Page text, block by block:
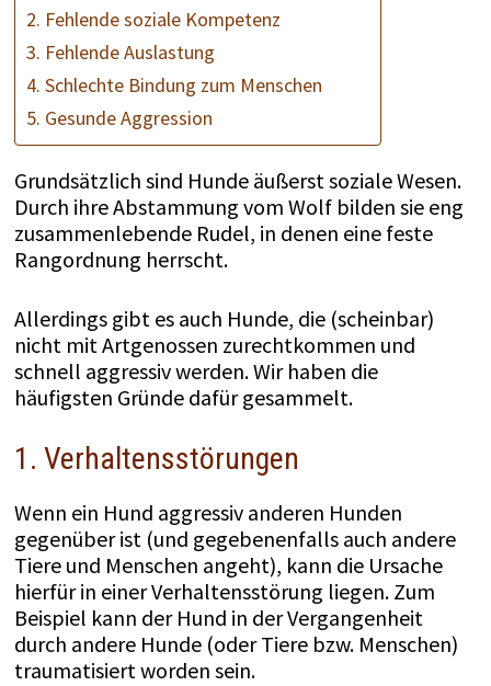
2. Fehlende soziale Kompetenz
3. Fehlende Auslastung
4. Schlechte Bindung zum Menschen
5. Gesunde Aggression
Grundsätzlich sind Hunde äußerst soziale Wesen.
Durch ihre Abstammung vom Wolf bilden sie eng
zusammenlebende Rudel, in denen eine feste
Rangordnung herrscht.
Allerdings gibt es auch Hunde, die (scheinbar)
nicht mit Artgenossen zurechtkommen und
schnell aggressiv werden. Wir haben die
häufigsten Gründe dafür gesammelt.
1. Verhaltensstörungen
Wenn ein Hund aggressiv anderen Hunden
gegenüber ist (und gegebenenfalls auch andere
Tiere und Menschen angeht), kann die Ursache
hierfür in einer Verhaltensstörung liegen. Zum
Beispiel kann der Hund in der Vergangenheit
durch andere Hunde (oder Tiere bzw. Menschen)
traumatisiert worden sein.